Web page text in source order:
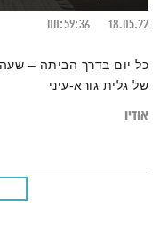
18.05.22
00:59:36
כל יום בדרך הביתה –
של גלית גורא-עיני
אודיו